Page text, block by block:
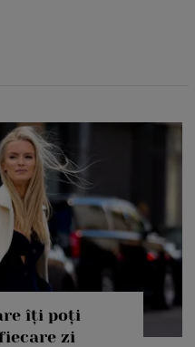
îți poți
zi